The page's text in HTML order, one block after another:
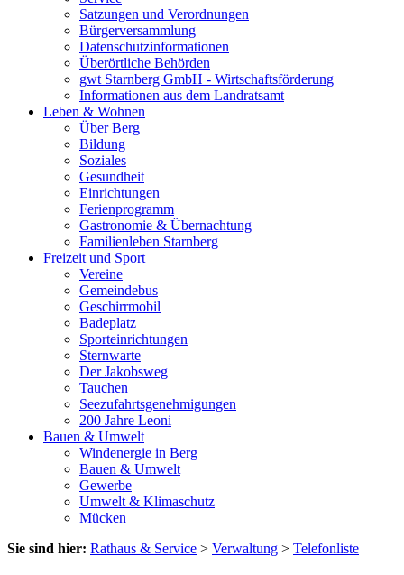
Satzungen und Verordnungen
Bürgerversammlung
Datenschutzinformationen
Überörtliche Behörden
gwt Starnberg GmbH - Wirtschaftsförderung
Informationen aus dem Landratsamt
Leben & Wohnen
Über Berg
Bildung
Soziales
Gesundheit
Einrichtungen
Ferienprogramm
Gastronomie & Übernachtung
Familienleben Starnberg
Freizeit und Sport
Vereine
Gemeindebus
Geschirrmobil
Badeplatz
Sporteinrichtungen
Sternwarte
Der Jakobsweg
Tauchen
Seezufahrtsgenehmigungen
200 Jahre Leoni
Bauen & Umwelt
Windenergie in Berg
Bauen & Umwelt
Gewerbe
Umwelt & Klimaschutz
Mücken
Sie sind hier: Rathaus & Service > Verwaltung > Telefonliste